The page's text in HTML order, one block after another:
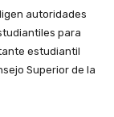
autoridades
para
estudiantil
Superior de la